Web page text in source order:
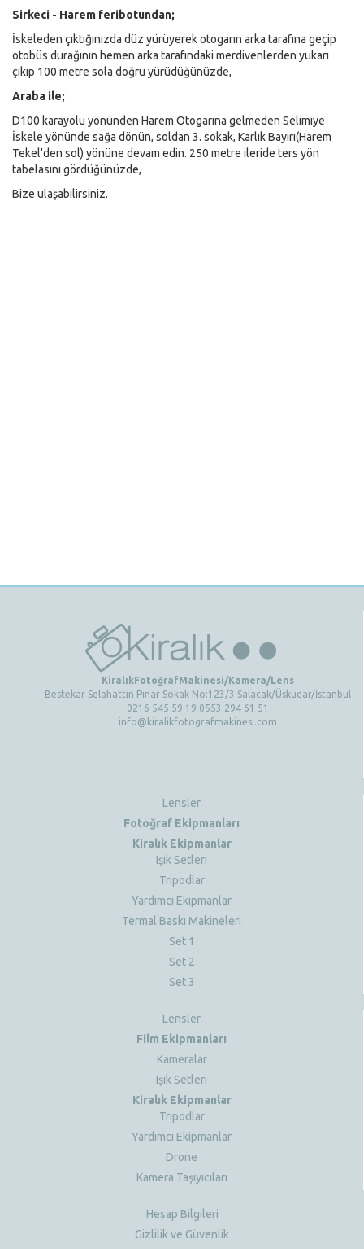
Sirkeci - Harem feribotundan;
İskeleden çıktığınızda düz yürüyerek otogarın arka tarafına geçip
otobüs durağının hemen arka tarafındaki merdivenlerden yukarı
çıkıp 100 metre sola doğru yürüdüğünüzde,
Araba ile;
D100 karayolu yönünden Harem Otogarına gelmeden Selimiye
İskele yönünde sağa dönün, soldan 3. sokak, Karlık Bayırı(Harem
Tekel'den sol) yönüne devam edin. 250 metre ileride ters yön
tabelasını gördüğünüzde,
Bize ulaşabilirsiniz.
KiralıkFotoğrafMakinesi/Kamera/Lens
Bestekar Selahattin Pınar Sokak No:123/3 Salacak/Üsküdar/İstanbul
0216 545 59 19 0553 294 61 51
info@kiralikfotografmakinesi.com
Lensler
Fotoğraf Ekipmanları
Kiralık Ekipmanlar
Işık Setleri
Tripodlar
Yardımcı Ekipmanlar
Termal Baskı Makineleri
Set 1
Set 2
Set 3
Lensler
Film Ekipmanları
Kameralar
Işık Setleri
Kiralık Ekipmanlar
Tripodlar
Yardımcı Ekipmanlar
Drone
Kamera Taşıyıcıları
Hesap Bilgileri
Gizlilik ve Güvenlik